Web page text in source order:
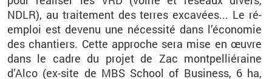
NDLR), au trai­te­ment des terres ex­ca­vées... Le ré­
em­ploi est de­venu une né­ces­sité dans l’éco­no­mie
des chan­tiers. Cette ap­proche sera mise en œuvre
dans le cadre du pro­jet de Zac mont­pel­lié­raine
d’Alco (ex-site de MBS School of Bu­si­ness, 6 ha,